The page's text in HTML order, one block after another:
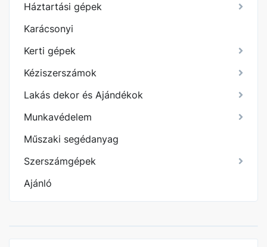
Háztartási gépek
Karácsonyi
Kerti gépek
Kéziszerszámok
Lakás dekor és Ajándékok
Munkavédelem
Műszaki segédanyag
Szerszámgépek
Ajánló